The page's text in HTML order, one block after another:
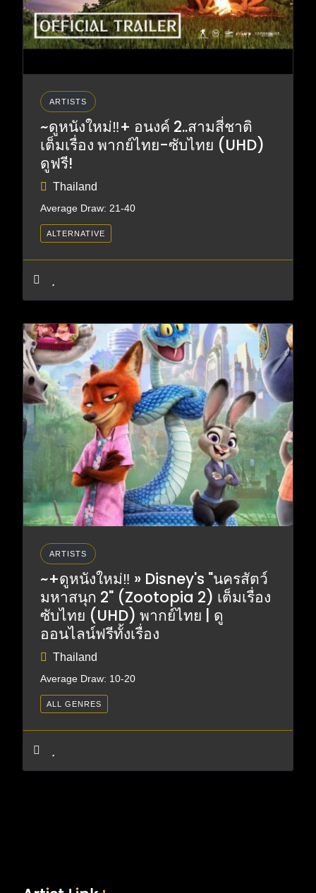
ARTISTS
~ดูหนังใหม่‼️+ อนงค์ 2..สามสี่ชาติ
เต็มเรื่อง พากย์ไทย-ซับไทย (UHD)
ดูฟรี!
Thailand
Average Draw: 21-40
ALTERNATIVE
ARTISTS
~+ดูหนังใหม่‼️ » Disney's "นครสัตว์
มหาสนุก 2" (Zootopia 2) เต็มเรื่อง
ซับไทย (UHD) พากย์ไทย | ดู
ออนไลน์ฟรีทั้งเรื่อง
Thailand
Average Draw: 10-20
ALL GENRES